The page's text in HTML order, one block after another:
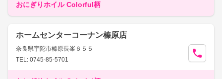
おにぎりホイル Colorful柄
ホームセンターコーナン榛原店
奈良県宇陀市榛原長峯６５５
TEL: 0745-85-5701